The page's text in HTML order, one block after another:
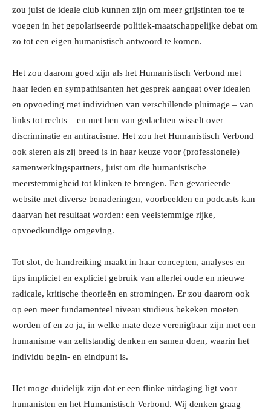
zou juist de ideale club kunnen zijn om meer grijstinten toe te
voegen in het gepolariseerde politiek-maatschappelijke debat om
zo tot een eigen humanistisch antwoord te komen.
Het zou daarom goed zijn als het Humanistisch Verbond met
haar leden en sympathisanten het gesprek aangaat over idealen
en opvoeding met individuen van verschillende pluimage – van
links tot rechts – en met hen van gedachten wisselt over
discriminatie en antiracisme. Het zou het Humanistisch Verbond
ook sieren als zij breed is in haar keuze voor (professionele)
samenwerkingspartners, juist om die humanistische
meerstemmigheid tot klinken te brengen. Een gevarieerde
website met diverse benaderingen, voorbeelden en podcasts kan
daarvan het resultaat worden: een veelstemmige rijke,
opvoedkundige omgeving.
Tot slot, de handreiking maakt in haar concepten, analyses en
tips impliciet en expliciet gebruik van allerlei oude en nieuwe
radicale, kritische theorieën en stromingen. Er zou daarom ook
op een meer fundamenteel niveau studieus bekeken moeten
worden of en zo ja, in welke mate deze verenigbaar zijn met een
humanisme van zelfstandig denken en samen doen, waarin het
individu begin- en eindpunt is.
Het moge duidelijk zijn dat er een flinke uitdaging ligt voor
humanisten en het Humanistisch Verbond. Wij denken graag